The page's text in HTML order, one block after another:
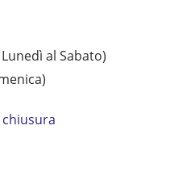
al Sabato)